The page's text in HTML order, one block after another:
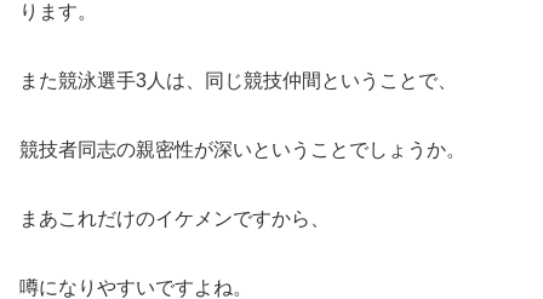
ります。
また競泳選手3人は、同じ競技仲間ということで、
競技者同志の親密性が深いということでしょうか。
まあこれだけのイケメンですから、
噂になりやすいですよね。